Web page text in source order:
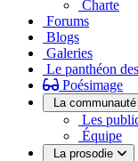
Charte
Forums
Blogs
Galeries
Le panthéon
Poésimage
La communauté
Les
Équipe
La prosodie